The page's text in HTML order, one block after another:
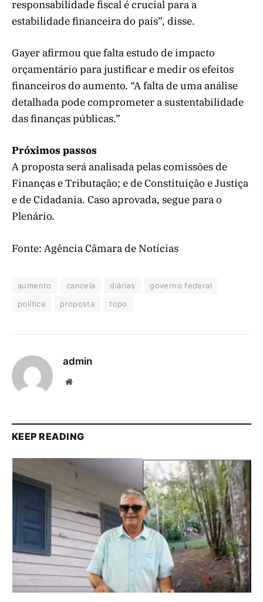
responsabilidade fiscal é crucial para a
estabilidade financeira do país”, disse.
Gayer afirmou que falta estudo de impacto
orçamentário para justificar e medir os efeitos
financeiros do aumento. “A falta de uma análise
detalhada pode comprometer a sustentabilidade
das finanças públicas.”
Próximos passos
A proposta será analisada pelas comissões de
Finanças e Tributação; e de Constituição e Justiça
e de Cidadania. Caso aprovada, segue para o
Plenário.
Fonte: Agência Câmara de Notícias
aumento cancela diárias
governo federal
política
proposta topo
admin
Website
KEEP READING